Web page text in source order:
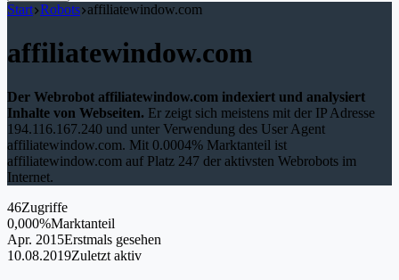
Start Robots affiliatewindow.com
affiliatewindow.com
Der Webrobot affiliatewindow.com indexiert und analysiert
Inhalte von Webseiten. Er zeigt sich meistens mit der IP Adresse
194.116.167.240 und unter Verwendung des User Agent
affiliatewindow.com. Mit 0.0004% Marktanteil ist
affiliatewindow.com auf Platz 247 der aktivsten Webrobots im
Internet.
46Zugriffe
0,000%Marktanteil
Apr. 2015Erstmals gesehen
10.08.2019Zuletzt aktiv